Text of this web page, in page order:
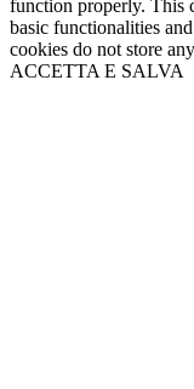
function properly. This
basic functionalities
cookies do not store
ACCETTA E SALVA